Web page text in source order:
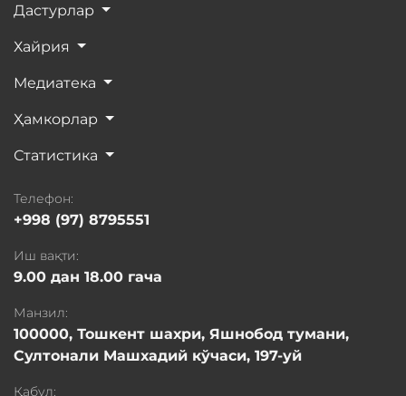
Дастурлар
Хайрия
Медиатека
Ҳамкорлар
Статистика
Телефон:
+998 (97) 8795551
Иш вақти:
9.00 дан 18.00 гача
Манзил:
100000, Тошкент шахри, Яшнобод тумани,
Султонали Машхадий кўчаси, 197-уй
Қабул: